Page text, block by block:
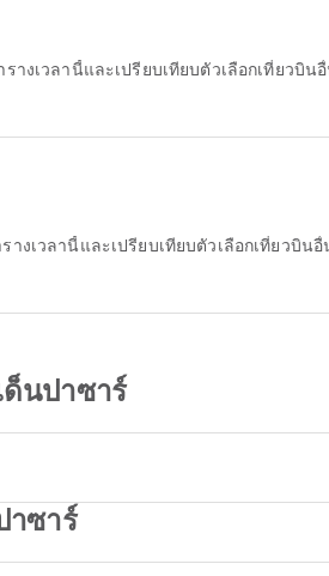
นปาซาร์
าซาร์